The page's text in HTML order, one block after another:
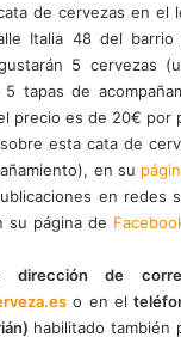
de cervezas en el
Italia 48 del barrio
5 cervezas
tapas de
precio es de 20€ por
esta cata de
en su
en redes
su página de
dirección de
o en el
habilitado también